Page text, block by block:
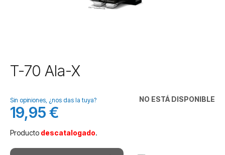
Saltar
al
de
la
galería
imágenes
T-70 Ala-X
NO ESTÁ DISPONIBLE
Sin opiniones, ¿nos das la tuya?
19,95 €
Producto descatalogado.